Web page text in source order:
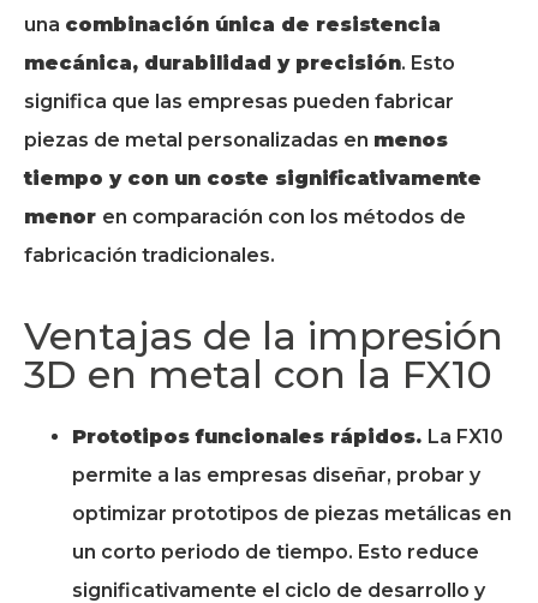
una combinación única de resistencia
mecánica, durabilidad y precisión. Esto
significa que las empresas pueden fabricar
piezas de metal personalizadas en menos
tiempo y con un coste significativamente
menor en comparación con los métodos de
fabricación tradicionales.
Ventajas de la impresión
3D en metal con la FX10
Prototipos funcionales rápidos. La FX10
permite a las empresas diseñar, probar y
optimizar prototipos de piezas metálicas en
un corto periodo de tiempo. Esto reduce
significativamente el ciclo de desarrollo y